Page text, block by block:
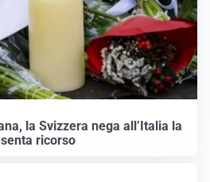
la Svizzera nega all’Italia la
ricorso